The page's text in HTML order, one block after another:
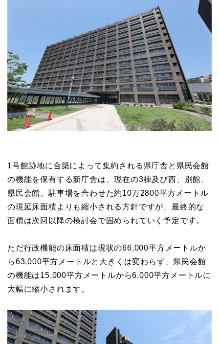
1号館跡地に合築によって集約される県庁舎と県民会館
の機能を保有する新庁舎は、現在の3棟及び西、別館、
県民会館、駐車場を合わせた約10万2800平方メートル
の現延床面積よりも縮小される方針ですが、最終的な
面積は次回以降の検討会で固められていく予定です。
ただ行政機能の床面積は現状の66,000平方メートルか
ら63,000平方メートルと大きくは変わらず、県民会館
の機能は15,000平方メートルから6,000平方メートルに
大幅に縮小されます。